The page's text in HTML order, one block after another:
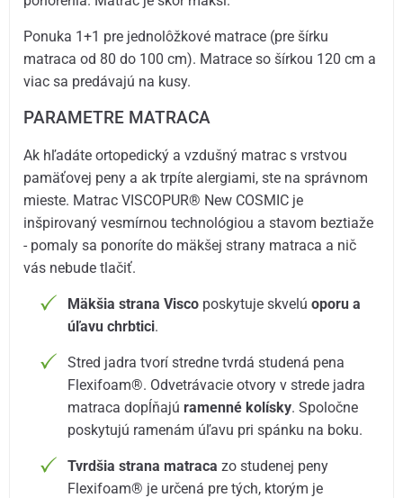
Ponuka 1+1 pre jednolôžkové matrace (pre šírku
matraca od 80 do 100 cm). Matrace so šírkou 120 cm a
viac sa predávajú na kusy.
PARAMETRE MATRACA
Ak hľadáte ortopedický a vzdušný matrac s vrstvou
pamäťovej peny a ak trpíte alergiami, ste na správnom
mieste. Matrac VISCOPUR® New COSMIC je
inšpirovaný vesmírnou technológiou a stavom beztiaže
- pomaly sa ponoríte do mäkšej strany matraca a nič
vás nebude tlačiť.
Mäkšia strana Visco poskytuje skvelúoporu a
úľavu chrbtici.
Stred jadra tvorí stredne tvrdá studená pena
Flexifoam®. Odvetrávacie otvory v strede jadra
matraca dopĺňajúramenné kolísky. Spoločne
poskytujú ramenám úľavu pri spánku na boku.
Tvrdšia strana matraca zo studenej peny
Flexifoam® je určená pre tých, ktorým je